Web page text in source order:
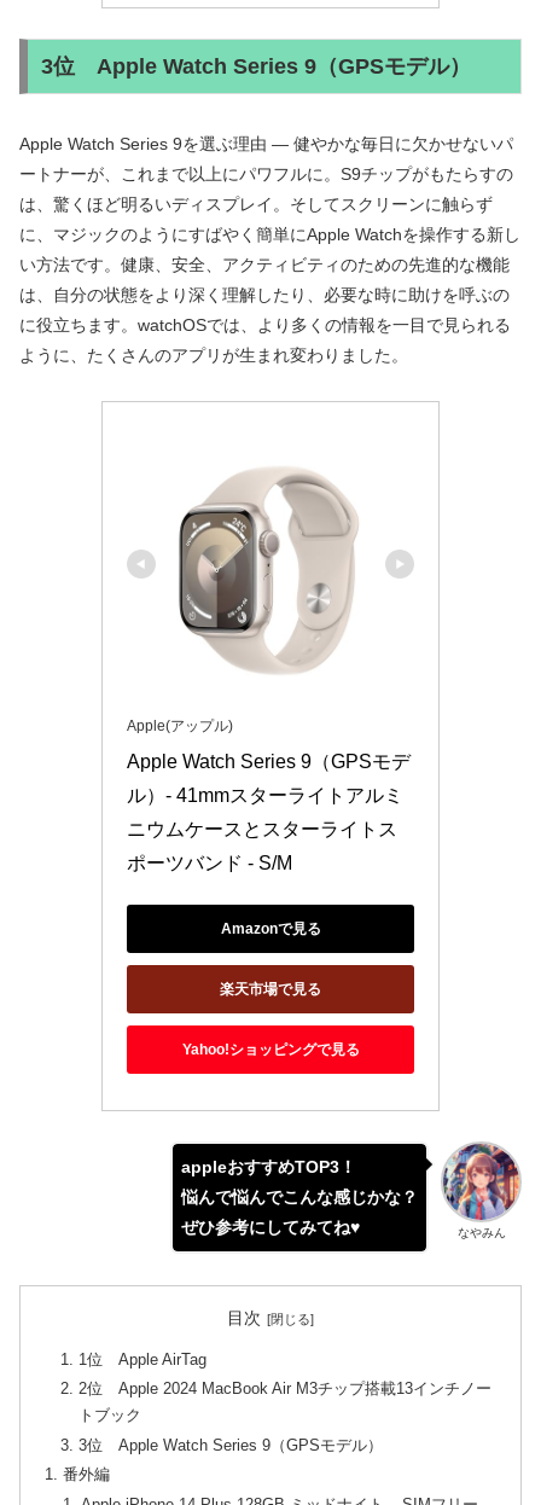
3位 Apple Watch Series 9（GPSモデル）
Apple Watch Series 9を選ぶ理由 — 健やかな毎日に欠かせないパ
ートナーが、これまで以上にパワフルに。S9チップがもたらすの
は、驚くほど明るいディスプレイ。そしてスクリーンに触らず
に、マジックのようにすばやく簡単にApple Watchを操作する新し
い方法です。健康、安全、アクティビティのための先進的な機能
は、自分の状態をより深く理解したり、必要な時に助けを呼ぶの
に役立ちます。watchOSでは、より多くの情報を一目で見られる
ように、たくさんのアプリが生まれ変わりました。
Apple(アップル)
Apple Watch Series 9（GPSモデ
ル）- 41mmスターライトアルミ
ニウムケースとスターライトス
ポーツバンド - S/M
Amazonで見る
楽天市場で見る
Yahoo!ショッピングで見る
なやみん
appleおすすめTOP3！
悩んで悩んでこんな感じかな？
ぜひ参考にしてみてね♥
目次
1位 Apple AirTag
2位 Apple 2024 MacBook Air M3チップ搭載13インチノー
トブック
3位 Apple Watch Series 9（GPSモデル）
番外編